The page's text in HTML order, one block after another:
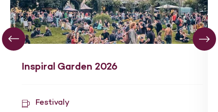
Inspiral Garden 2026
Festivaly